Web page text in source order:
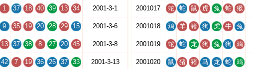
1 37 18 40 39 13 34 2001-3-1
9 35 19 20 28 29 15 2001-3-6
13 37 38 8 27 20 45 2001-3-8
42 7 19 36 26 37 33 2001-3-13
2001017 蛇 蛇 鼠 虎 兔 蛇 猴
2001018 鸡 羊 猪 狗 虎 牛 兔
2001019 蛇 蛇 龙 狗 兔 狗 鸡
2001020 鼠 猪 猪 马 龙 蛇 鸡